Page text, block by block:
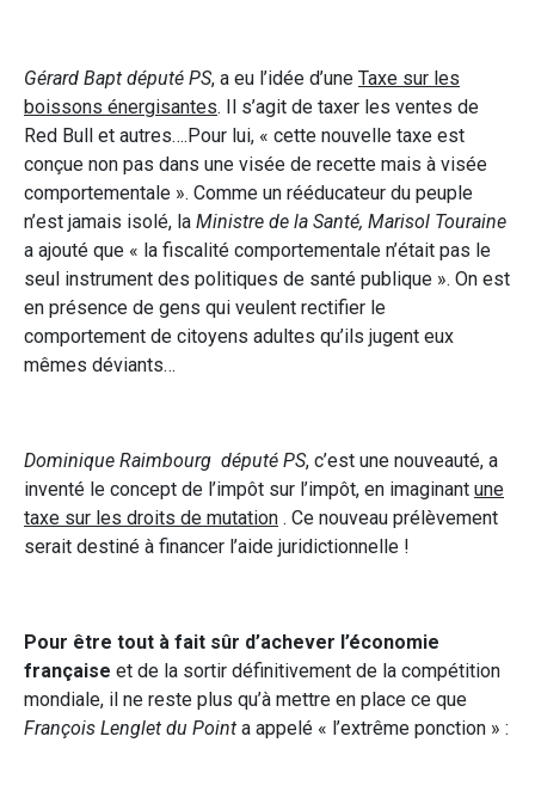
Gérard Bapt député PS, a eu l’idée d’une Taxe sur les
boissons énergisantes. Il s’agit de taxer les ventes de
Red Bull et autres….Pour lui, « cette nouvelle taxe est
conçue non pas dans une visée de recette mais à visée
comportementale ». Comme un rééducateur du peuple
n’est jamais isolé, la Ministre de la Santé, Marisol Touraine
a ajouté que « la fiscalité comportementale n’était pas le
seul instrument des politiques de santé publique ». On est
en présence de gens qui veulent rectifier le
comportement de citoyens adultes qu’ils jugent eux
mêmes déviants…
Dominique Raimbourg député PS, c’est une nouveauté, a
inventé le concept de l’impôt sur l’impôt, en imaginant une
taxe sur les droits de mutation . Ce nouveau prélèvement
serait destiné à financer l’aide juridictionnelle !
Pour être tout à fait sûr d’achever l’économie
française et de la sortir définitivement de la compétition
mondiale, il ne reste plus qu’à mettre en place ce que
François Lenglet du Point a appelé « l’extrême ponction » :